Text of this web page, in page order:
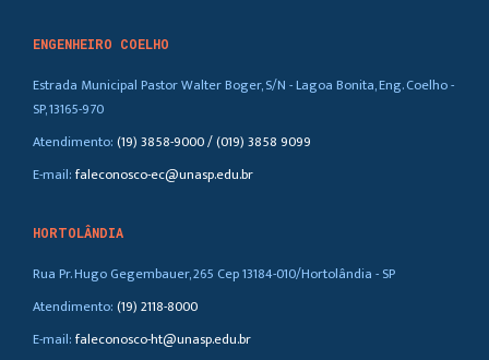
ENGENHEIRO COELHO
Estrada Municipal Pastor Walter Boger, S/N - Lagoa Bonita, Eng. Coelho -
SP, 13165-970
Atendimento:(19) 3858-9000 / (019) 3858 9099
E-mail:faleconosco-ec@unasp.edu.br
HORTOLÂNDIA
Rua Pr. Hugo Gegembauer, 265 Cep 13184-010/Hortolândia - SP
Atendimento:(19) 2118-8000
E-mail:faleconosco-ht@unasp.edu.br